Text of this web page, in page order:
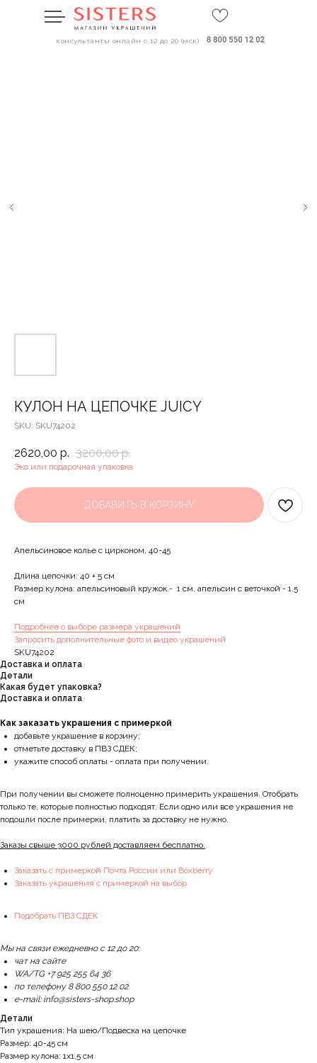
консультанты онлайн с 12 до 20 (мск)
КУЛОН НА ЦЕПОЧКЕ JUICY
SKU: SKU74202
2620,00 р. 3200,00 р.
Эко или подарочная упаковка
ДОБАВИТЬ В КОРЗИНУ
Апельсиновое колье с цирконом, 40-45
Длина цепочки: 40 + 5 см
Размер кулона: апельсиновый кружок - 1 см, апельсин с веточкой - 1.5
см
Подробнее о выборе размера украшений
Запросить дополнительные фото и видео украшений
SKU74202
Доставка и оплата
Детали
Какая будет упаковка?
Доставка и оплата
Как заказать украшения с примеркой
добавьте украшение в корзину;
отметьте доставку в ПВЗ СДЕК;
укажите способ оплаты - оплата при получении.
При получении вы сможете полноценно примерить украшения. Отобрать
только те, которые полностью подходят. Если одно или все украшения не
подошли после примерки, платить за доставку не нужно.
Заказы свыше 3000 рублей доставляем бесплатно.
Заказать с примеркой Почта России или Boxberry
Заказать украшения с примеркой на выбор
Подобрать ПВЗ СДЕК
Мы на связи ежедневно с 12 до 20:
чат на сайте
WA/TG +7 925 255 64 36
по телефону 8 800 550 12 02
e-mail: info@sisters-shop.shop
Детали
Тип украшения: На шею/Подвеска на цепочке
Размер: 40-45 см
Размер кулона: 1x1,5 см